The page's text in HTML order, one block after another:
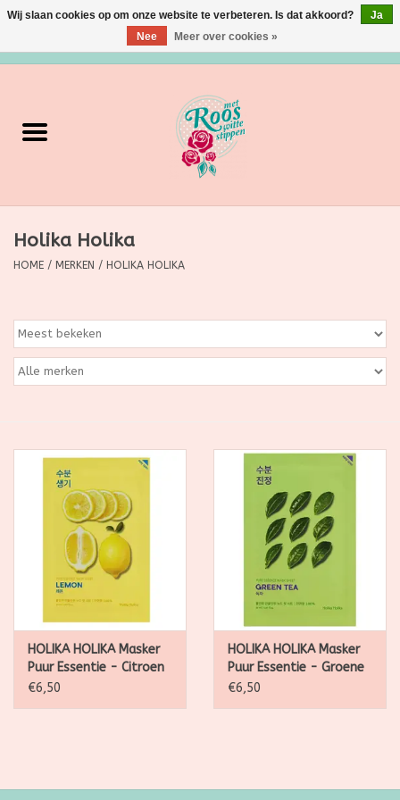
Verzorging
Grimeermateriaal
Huishoudartikelen
Ditjes & Datjes
Kadootjes
Workshops
Holika Holika
HOME / MERKEN / HOLIKA HOLIKA
HOLIKA HOLIKA Masker
Puur Essentie - Citroen
€6,50
HOLIKA HOLIKA Masker
Puur Essentie - Groene
Thee
€6,50
Wij slaan cookies op om onze website te verbeteren. Is dat akkoord?
Ja
Nee
Meer over cookies »